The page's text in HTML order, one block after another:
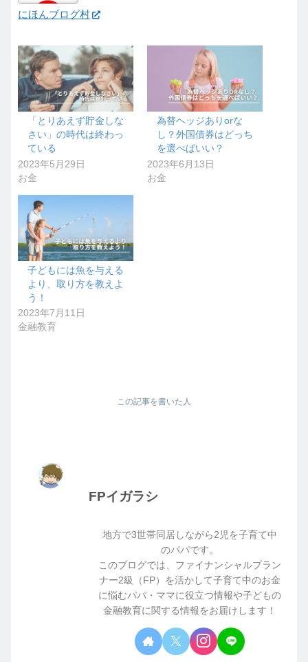
にほんブログ村
「とりあえず貯金しな
さい」の時代は終わっ
ている
2023年5月29日
お金
為替ヘッジありorな
し？外国債券はどっち
を選べばいい？
2023年6月13日
お金
子どもには魚を与える
より、取り方を教えよ
う！
2023年7月11日
金融教育
この記事を書いた人
FPイガラシ
地方で3世帯同居しながら2児を子育て中
のパパです。
このブログでは、ファイナンシャルプラン
ナー2級（FP）を活かして子育て中のお金
に悩むパパ・ママに役立つ情報や子どもの
金融教育に関する情報をお届けします！